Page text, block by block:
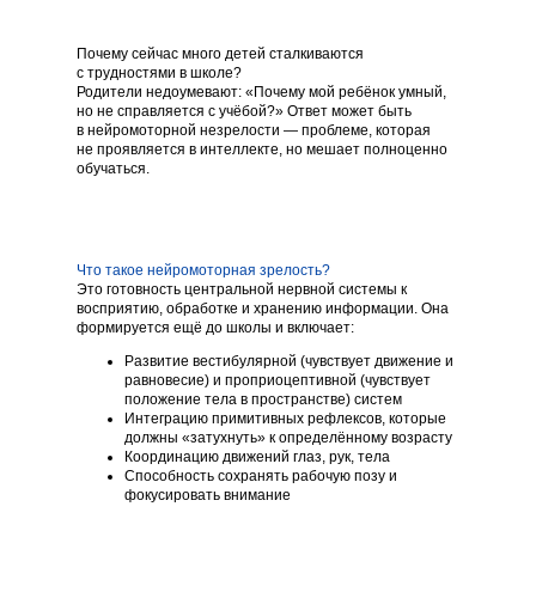
Что такое нейромоторная зрелость?
Это готовность центральной нервной системы к
восприятию, обработке и хранению информации. Она
формируется ещё до школы и включает:
Развитие вестибулярной (чувствует движение и
равновесие) и проприоцептивной (чувствует
положение тела в пространстве) систем
Интеграцию примитивных рефлексов, которые
должны «затухнуть» к определённому возрасту
Координацию движений глаз, рук, тела
Способность сохранять рабочую позу и
фокусировать внимание
Почему сейчас много детей сталкиваются
с трудностями в школе?
Родители недоумевают: «Почему мой ребёнок умный,
но не справляется с учёбой?» Ответ может быть
в нейромоторной незрелости — проблеме, которая
не проявляется в интеллекте, но мешает полноценно
обучаться.